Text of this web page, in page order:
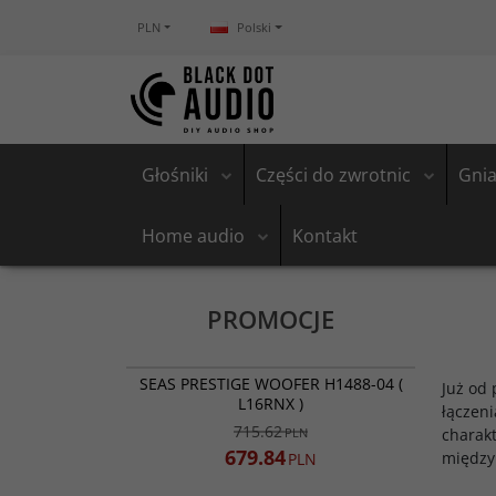
PLN Polski
Głośniki Części do zwrotnic
Home audio Kontakt
Już od
PROMOCJE
PROMOCJA
SEAS PRESTIGE WOOFER H1488-04 (
L16RNX )
715.62PLN
679.84PLN